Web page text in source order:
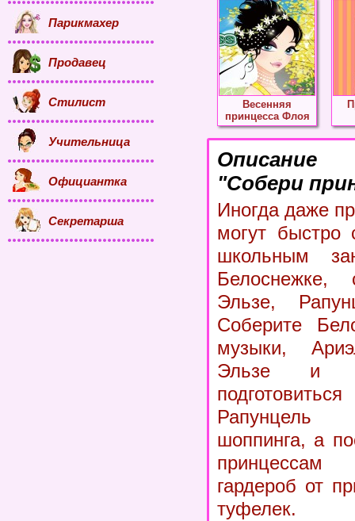
Весенняя
принцесса Флоя
"Собери
Иногда даже
могут быстро
школьным
Эльзе,
Соберите
музыки,
Эльзе и
шоппинга, а
гардероб от
туфелек.
Парикмахер
Продавец
Стилист
Учительница
Официантка
Секретарша